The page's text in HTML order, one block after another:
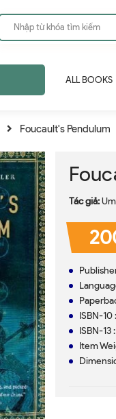
ALL BOOKS
Foucault's Pendulum
Tác giả:
ISBN-10
ISBN-13
Item